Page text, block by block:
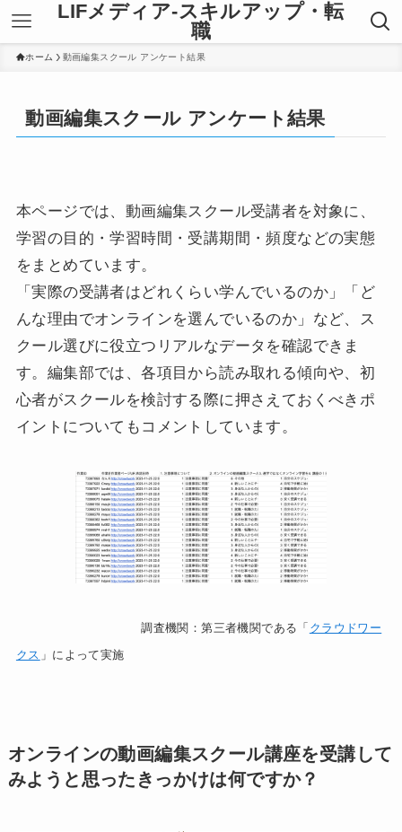
LIFメディア-スキルアップ・転
職
ホーム 動画編集スクール アンケート結果
動画編集スクール アンケート結果
本ページでは、動画編集スクール受講者を対象に、
学習の目的・学習時間・受講期間・頻度などの実態
をまとめています。
「実際の受講者はどれくらい学んでいるのか」「ど
んな理由でオンラインを選んでいるのか」など、ス
クール選びに役立つリアルなデータを確認できま
す。編集部では、各項目から読み取れる傾向や、初
心者がスクールを検討する際に押さえておくべきポ
イントについてもコメントしています。
調査機関：第三者機関である「 クラウドワー
クス 」によって実施
オンラインの動画編集スクール講座を受講して
みようと思ったきっかけは何ですか？